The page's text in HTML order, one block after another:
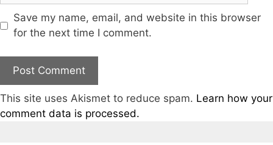
Save my name, email, and website in this browser
for the next time I comment.
This site uses Akismet to reduce spam. Learn how your
comment data is processed.